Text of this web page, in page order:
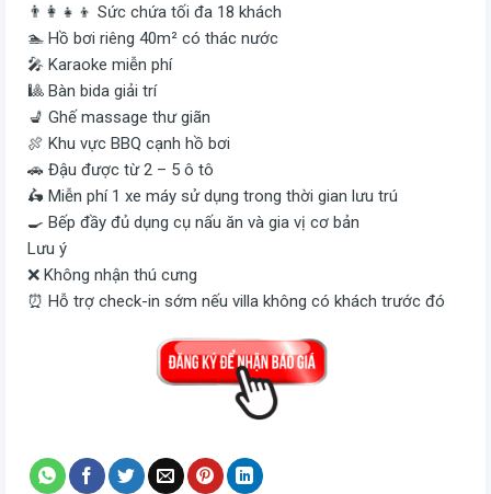
👨‍👩‍👧‍👦 Sức chứa tối đa 18 khách
🏊 Hồ bơi riêng 40m² có thác nước
🎤 Karaoke miễn phí
🎱 Bàn bida giải trí
💺 Ghế massage thư giãn
🍖 Khu vực BBQ cạnh hồ bơi
🚗 Đậu được từ 2 – 5 ô tô
🛵 Miễn phí 1 xe máy sử dụng trong thời gian lưu trú
🍳 Bếp đầy đủ dụng cụ nấu ăn và gia vị cơ bản
Lưu ý
❌ Không nhận thú cưng
⏰ Hỗ trợ check-in sớm nếu villa không có khách trước đó